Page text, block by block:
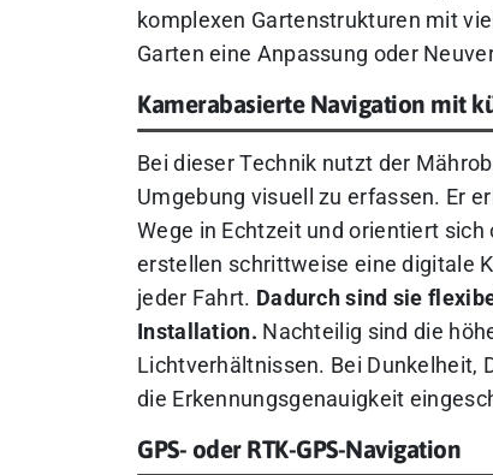
komplexen Gartenstrukturen mit
Garten eine Anpassung oder
Kamerabasierte Navigation mit
Bei dieser Technik nutzt der
Umgebung visuell zu erfassen. Er
Wege in Echtzeit und orientiert
erstellen schrittweise eine digitale
jeder Fahrt. Dadurch sind sie
Installation. Nachteilig sind die
Lichtverhältnissen. Bei Dunkelheit,
die Erkennungsgenauigkeit
GPS- oder RTK-GPS-Navigation